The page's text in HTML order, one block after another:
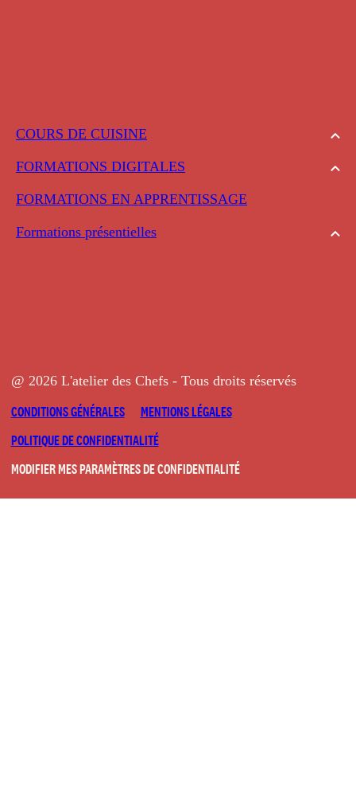
COURS DE CUISINE
FORMATIONS DIGITALES
FORMATIONS EN APPRENTISSAGE
Formations présentielles
@ 2026 L'atelier des Chefs - Tous droits réservés
CONDITIONS GÉNÉRALES
MENTIONS LÉGALES
POLITIQUE DE CONFIDENTIALITÉ
MODIFIER MES PARAMÈTRES DE CONFIDENTIALITÉ